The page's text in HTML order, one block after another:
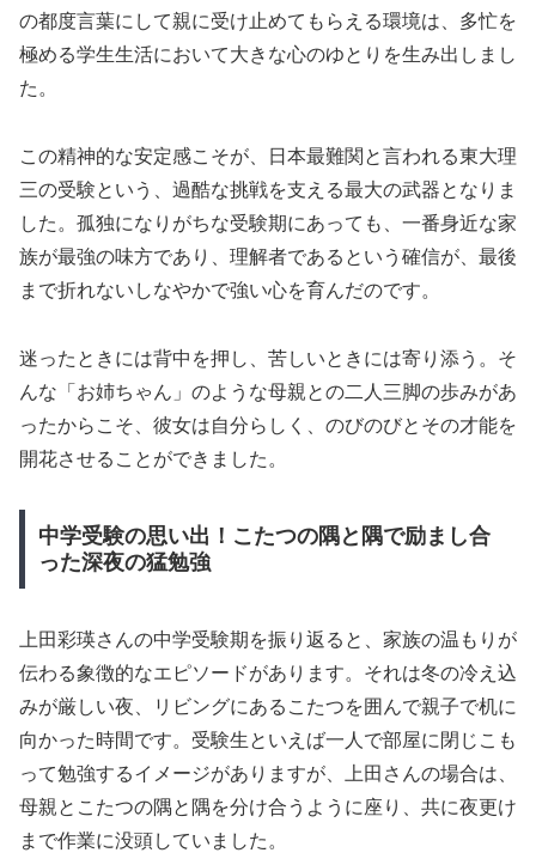
の都度言葉にして親に受け止めてもらえる環境は、多忙を
極める学生生活において大きな心のゆとりを生み出しまし
た。
この精神的な安定感こそが、日本最難関と言われる東大理
三の受験という、過酷な挑戦を支える最大の武器となりま
した。孤独になりがちな受験期にあっても、一番身近な家
族が最強の味方であり、理解者であるという確信が、最後
まで折れないしなやかで強い心を育んだのです。
迷ったときには背中を押し、苦しいときには寄り添う。そ
んな「お姉ちゃん」のような母親との二人三脚の歩みがあ
ったからこそ、彼女は自分らしく、のびのびとその才能を
開花させることができました。
中学受験の思い出！こたつの隅と隅で励まし合
った深夜の猛勉強
上田彩瑛さんの中学受験期を振り返ると、家族の温もりが
伝わる象徴的なエピソードがあります。それは冬の冷え込
みが厳しい夜、リビングにあるこたつを囲んで親子で机に
向かった時間です。受験生といえば一人で部屋に閉じこも
って勉強するイメージがありますが、上田さんの場合は、
母親とこたつの隅と隅を分け合うように座り、共に夜更け
まで作業に没頭していました。